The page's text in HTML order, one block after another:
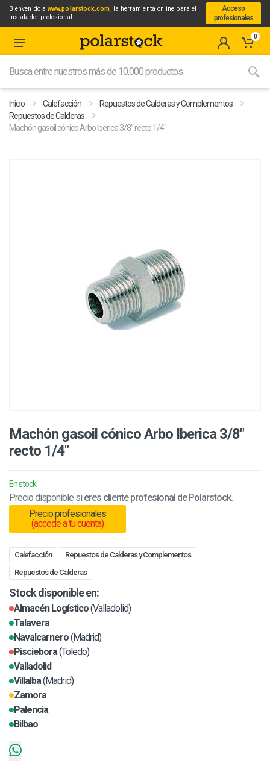
Bienvenido awww.polarstock.com, la herramienta online para el
instalador profesional
Acceso
profesionales
0
Inicio Calefacción
Repuestos de Calderas y Complementos
Repuestos de Calderas
Machón gasoil cónico Arbo Iberica 3/8" recto 1/4"
Machón gasoil cónico Arbo Iberica 3/8"
recto 1/4"
En stock
Precio disponible si eres cliente profesional de Polarstock.
Precio profesionales
(accede a tu cuenta)
Calefacción
Repuestos de Calderas y Complementos
Repuestos de Calderas
Stock disponible en:
Almacén Logístico(Valladolid)
Talavera
Navalcarnero(Madrid)
Pisciebora(Toledo)
Valladolid
Villalba(Madrid)
Zamora
Palencia
Bilbao